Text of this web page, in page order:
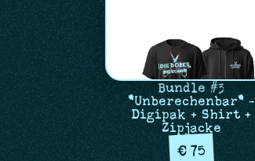
Bundle #3
"Unberechenbar" -
Digipak + Shirt +
Zipjacke
€ 75